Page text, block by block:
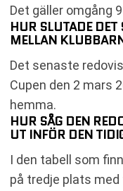
Det gäller omgång
HUR SLUTADE DET
MELLAN
Det senaste
Cupen den 2 mars
hemma.
HUR SÅG DEN
UT INFÖR DEN
I den tabell som
på tredje plats